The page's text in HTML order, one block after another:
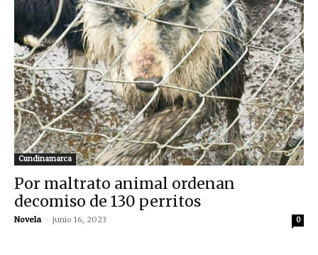
Cundinamarca
Por maltrato animal ordenan
decomiso de 130 perritos
Novela - junio 16, 2023 0